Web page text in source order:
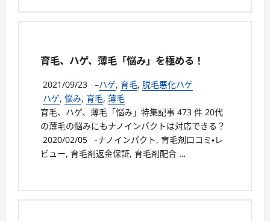
育毛、ハゲ、薄毛「悩み」を極める！
2021/09/23 –ハゲ, 育毛, 脱毛悪化ハゲ
ハゲ, 悩み, 育毛, 薄毛
育毛、ハゲ、薄毛「悩み」特集記事 473 件 20代
の薄毛の悩みにもナノインパクトは対応できる？
2020/02/05 -ナノインパクト, 育毛剤口コミ・レ
ビュー, 育毛剤返金保証, 育毛剤配合 …